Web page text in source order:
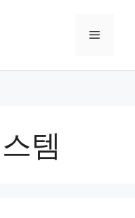
메
템